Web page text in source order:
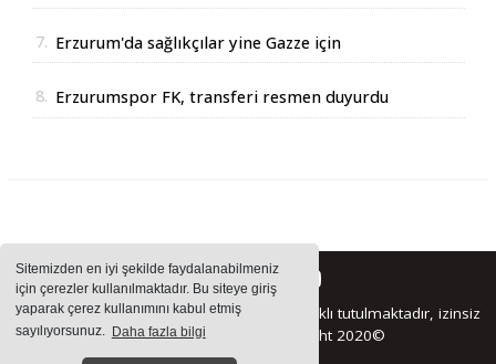
Sitemizden en iyi şekilde faydalanabilmeniz
için çerezler kullanılmaktadır. Bu siteye giriş
yaparak çerez kullanımını kabul etmiş
sayılıyorsunuz. Daha fazla bilgi
7. Erzurum'da sağlıkçılar yine Gazze için
8. Erzurumspor FK, transferi resmen duyurdu
Sitemizde bulunan içeriklerin tüm hakları saklı tutulmaktadır, izinsiz
içerikler kullanılamaz. Copyright 2020©